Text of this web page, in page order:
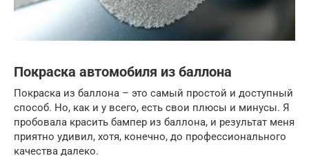
Покраска автомобиля из баллона
Покраска из баллона – это самый простой и доступный
способ. Но, как и у всего, есть свои плюсы и минусы. Я
пробовала красить бампер из баллона, и результат меня
приятно удивил, хотя, конечно, до профессионального
качества далеко.